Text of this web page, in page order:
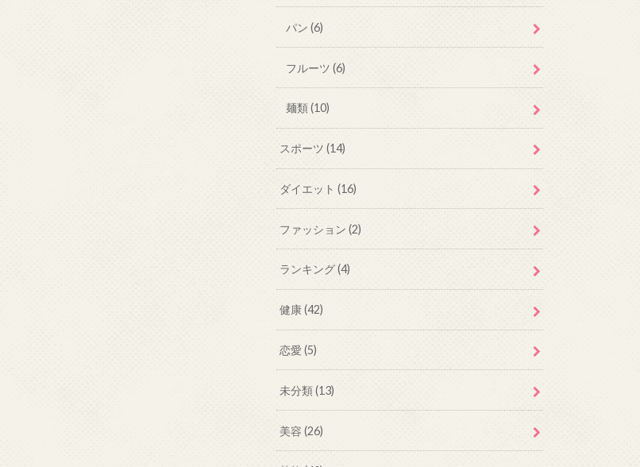
パン (6)
フルーツ (6)
麺類(10)
スポーツ(14)
ダイエット(16)
ファッション(2)
ランキング(4)
健康(42)
恋愛(5)
未分類(13)
美容(26)